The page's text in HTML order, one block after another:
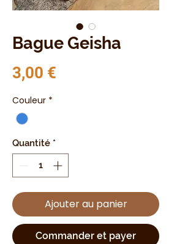
Bague Geisha
3,00 €
Couleur *
Quantité *
Ajouter au panier
Commander et payer